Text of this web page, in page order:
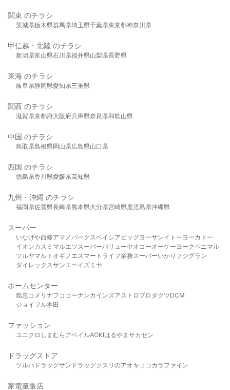
関東 のチラシ
茨城県栃木県群馬県埼玉県千葉県東京都神奈川県
甲信越・北陸 のチラシ
新潟県富山県石川県福井県山梨県長野県
東海 のチラシ
岐阜県静岡県愛知県三重県
関西 のチラシ
滋賀県京都府大阪府兵庫県奈良県和歌山県
中国 のチラシ
鳥取県島根県岡山県広島県山口県
四国 のチラシ
徳島県香川県愛媛県高知県
九州・沖縄 のチラシ
福岡県佐賀県長崎県熊本県大分県宮崎県鹿児島県沖縄県
スーパー
いなげや西條アマノパークスベイシア ビッグヨーサンイトーヨーカドー
イオンカスミ マルエツスーパーバリューヤオコーオーケー ヨークベニマル
ツルヤマルト オギノ エスマート ライフ業務スーパーいかり フジグラン
ダイレックスサンエーイズミヤ
ホームセンター
島忠 コメリ ナフコ コーナンカインズアストロプロダクツDCM
ジョイフル本田
ファッション
ユニクロ しまむら アベイルAOKIはるやま サカゼン
ドラッグストア
ツルハドラッグサンドラッグクスリのアオキ ココカラファイン
家電量販店